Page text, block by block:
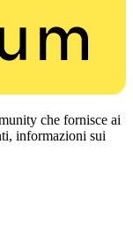
che fornisce ai
informazioni sui